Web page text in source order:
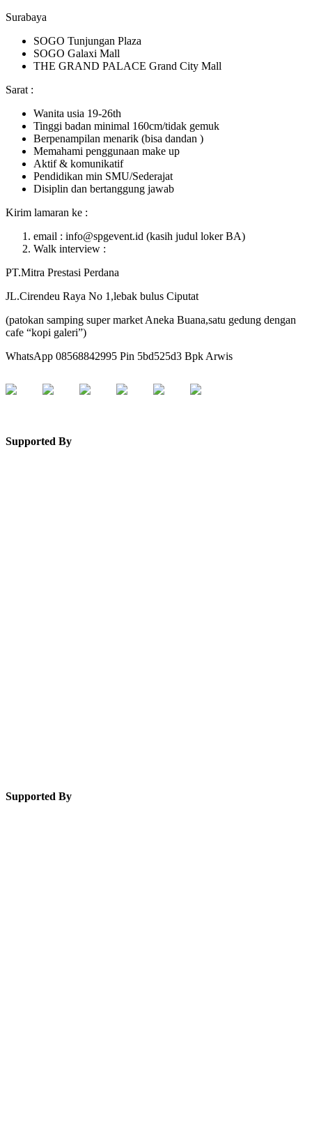
Surabaya
SOGO Tunjungan Plaza
SOGO Galaxi Mall
THE GRAND PALACE Grand City Mall
Sarat :
Wanita usia 19-26th
Tinggi badan minimal 160cm/tidak gemuk
Berpenampilan menarik (bisa dandan )
Memahami penggunaan make up
Aktif & komunikatif
Pendidikan min SMU/Sederajat
Disiplin dan bertanggung jawab
Kirim lamaran ke :
email : info@spgevent.id (kasih judul loker BA)
Walk interview :
PT.Mitra Prestasi Perdana
JL.Cirendeu Raya No 1,lebak bulus Ciputat
(patokan samping super market Aneka Buana,satu gedung dengan
cafe “kopi galeri”)
WhatsApp 08568842995 Pin 5bd525d3 Bpk Arwis
Supported By
Supported By